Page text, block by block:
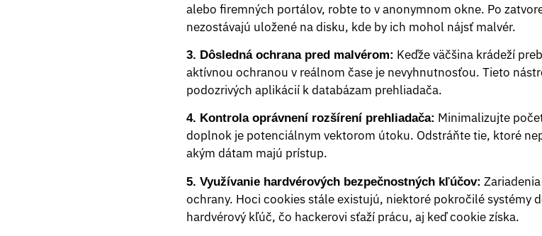
alebo firemných portálov, robte to v anonymnom okne. Po
nezostávajú uložené na disku, kde by ich mohol nájsť malvér.
3. Dôsledná ochrana pred malvérom: Keďže väčšina krádeží
aktívnou ochranou v reálnom čase je nevyhnutnosťou. Tieto
podozrivých aplikácií k databázam prehliadača.
4. Kontrola oprávnení rozšírení prehliadača: Minimalizujte
doplnok je potenciálnym vektorom útoku. Odstráňte tie, ktoré
akým dátam majú prístup.
5. Využívanie hardvérových bezpečnostných kľúčov:
ochrany. Hoci cookies stále existujú, niektoré pokročilé systémy
hardvérový kľúč, čo hackerovi sťaží prácu, aj keď cookie získa.